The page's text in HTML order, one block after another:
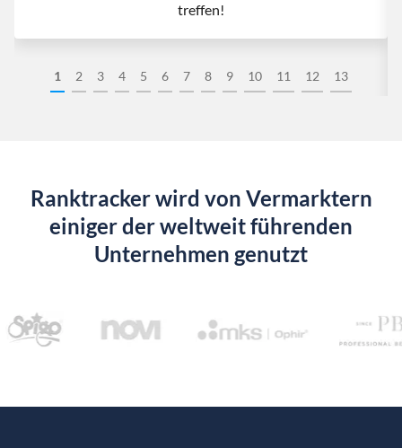
1 2 3 4 5 6 7 8 9 10 11 12 13
treffen!
Ranktracker wird von Vermarktern
einiger der weltweit führenden
Unternehmen genutzt